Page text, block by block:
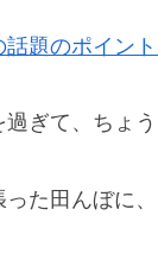
話題のポイント
過ぎて、ちょ
った田んぼに